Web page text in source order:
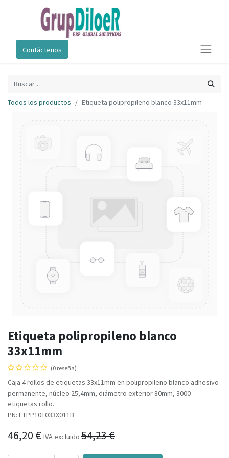
Contáctenos
Todos los productos Etiqueta polipropileno blanco 33x11mm
Etiqueta polipropileno blanco
33x11mm
(0 reseña)
Caja 4 rollos de etiquetas 33x11mm en polipropileno blanco adhesivo
permanente, núcleo 25,4mm, diámetro exterior 80mm, 3000
etiquetas rollo.
PN: ETPP10T033X011B
46,20 € IVA excluido 54,23€